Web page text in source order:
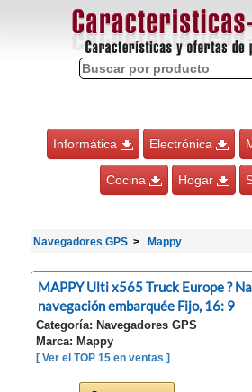
Informática Electrónica
Cocina Hogar
Navegadores GPS Mappy
MAPPY Ulti x565 Truck Europe ?
navegación embarquée Fijo, 16: 9
Categoría: Navegadores GPS
Marca: Mappy
[ Ver el TOP 15 en ventas ]